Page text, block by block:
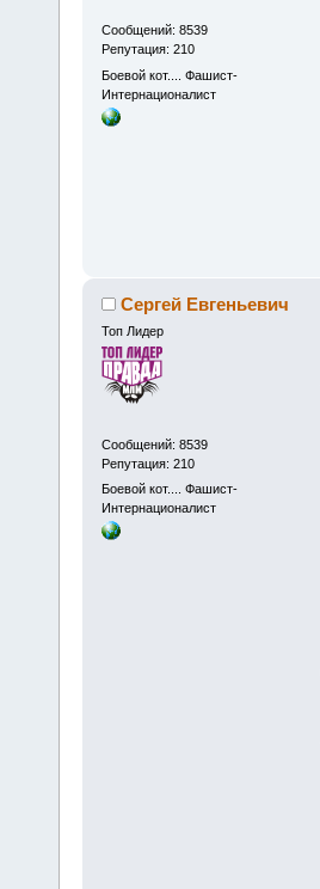
Сообщений: 8539
Репутация: 210
Боевой кот.... Фашист-
Интернационалист
Сергей Евгеньевич
Топ Лидер
Сообщений: 8539
Репутация: 210
Боевой кот.... Фашист-
Интернационалист